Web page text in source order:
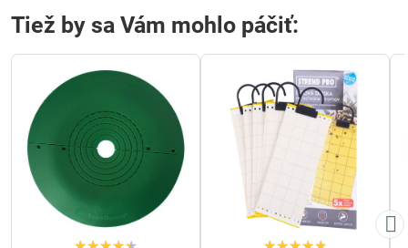
Tiež by sa Vám mohlo páčiť: